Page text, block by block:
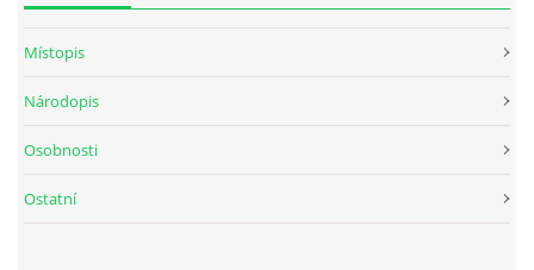
Místopis
Národopis
Osobnosti
Ostatní